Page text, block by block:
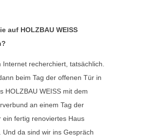
auf HOLZBAU WEISS
Internet recherchiert, tatsächlich.
beim Tag der offenen Tür in
HOLZBAU WEISS mit dem
an einem Tag der
ein fertig renoviertes Haus
Und da sind wir ins Gespräch